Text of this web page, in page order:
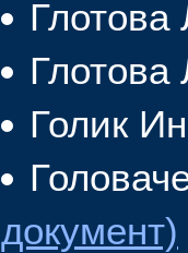
Голик
документ)